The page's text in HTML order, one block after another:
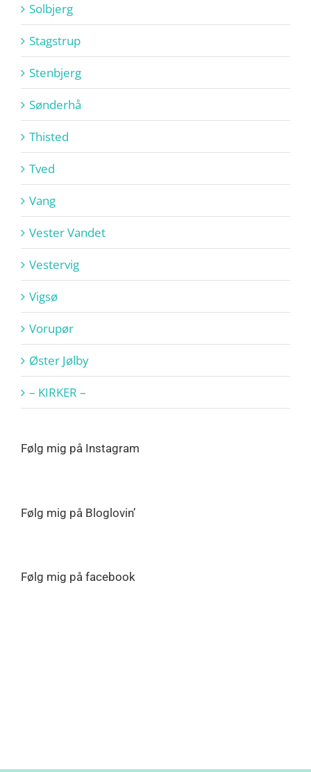
Solbjerg
Stagstrup
Stenbjerg
Sønderhå
Thisted
Tved
Vang
Vester Vandet
Vestervig
Vigsø
Vorupør
Øster Jølby
– KIRKER –
Følg mig på Instagram
Følg mig på Bloglovin’
Følg mig på facebook